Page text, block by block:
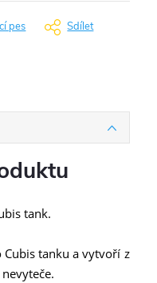
pes Sdílet
tank.
Cubis tanku a vytvoří z
nevyteče.